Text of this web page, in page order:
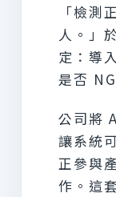
「檢測
人。」
定：導
是否 NG
公司將
讓系統
正參與
作。這